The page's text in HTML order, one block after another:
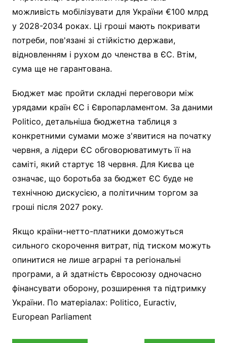
можливість мобілізувати для України €100 млрд
у 2028-2034 роках. Ці гроші мають покривати
потреби, пов'язані зі стійкістю держави,
відновленням і рухом до членства в ЄС. Втім,
сума ще не гарантована.
Бюджет має пройти складні переговори між
урядами країн ЄС і Європарламентом. За даними
Politico, детальніша бюджетна таблиця з
конкретними сумами може з'явитися на початку
червня, а лідери ЄС обговорюватимуть її на
саміті, який стартує 18 червня. Для Києва це
означає, що боротьба за бюджет ЄС буде не
технічною дискусією, а політичним торгом за
гроші після 2027 року.
Якщо країни-нетто-платники доможуться
сильного скорочення витрат, під тиском можуть
опинитися не лише аграрні та регіональні
програми, а й здатність Євросоюзу одночасно
фінансувати оборону, розширення та підтримку
України. По матеріалах: Politico, Euractiv,
European Parliament